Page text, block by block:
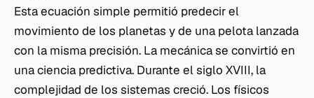
Esta ecuación simple permitió predecir el
movimiento de los planetas y de una pelota lanzada
con la misma precisión. La mecánica se convirtió en
una ciencia predictiva. Durante el siglo XVIII, la
complejidad de los sistemas creció. Los físicos